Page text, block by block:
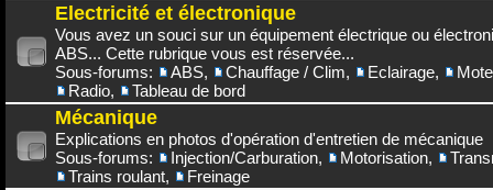
Electricité et électronique
Vous avez un souci sur un équipement électrique ou
ABS... Cette rubrique vous est réservée...
Sous-forums:
ABS, Chauffage / Clim, Eclairage,
Radio, Tableau de bord
Mécanique
Explications en photos d'opération d'entretien de mécanique
Sous-forums:
Injection/Carburation, Motorisation,
Trains roulant, Freinage